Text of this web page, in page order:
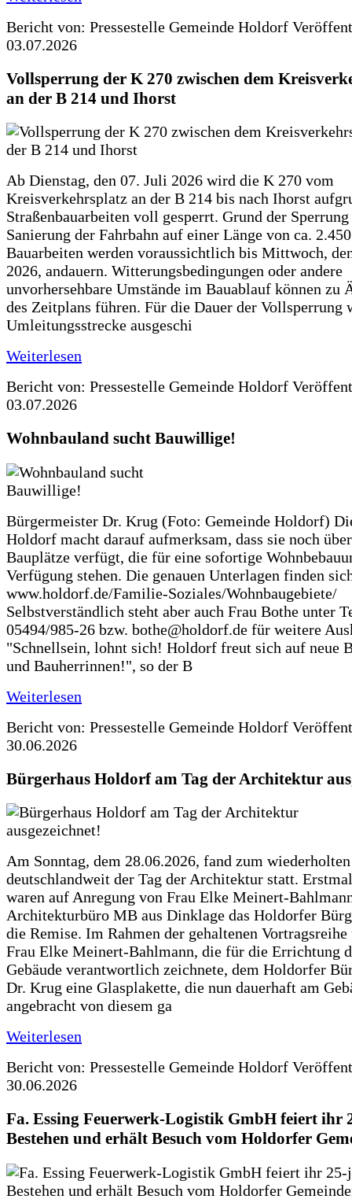
Bericht von: Pressestelle Gemeinde Holdorf
03.07.2026
Vollsperrung der K 270 zwischen dem
an der B 214 und Ihorst
Ab Dienstag, den 07. Juli 2026 wird die K 270 vom
Kreisverkehrsplatz an der B 214 bis nach Ihorst
Straßenbauarbeiten voll gesperrt. Grund der
Sanierung der Fahrbahn auf einer Länge von ca.
Bauarbeiten werden voraussichtlich bis Mittwoch,
2026, andauern. Witterungsbedingungen oder andere
unvorhersehbare Umstände im Bauablauf können zu
des Zeitplans führen. Für die Dauer der Vollsperrung
Umleitungsstrecke ausgeschi
Weiterlesen
Bericht von: Pressestelle Gemeinde Holdorf
03.07.2026
Wohnbauland sucht Bauwillige!
Bürgermeister Dr. Krug (Foto: Gemeinde Holdorf)
Holdorf macht darauf aufmerksam, dass sie noch
Bauplätze verfügt, die für eine sofortige
Verfügung stehen. Die genauen Unterlagen finden
www.holdorf.de/Familie-Soziales/Wohnbaugebiete/
Selbstverständlich steht aber auch Frau Bothe unter
05494/985-26 bzw. bothe@holdorf.de für weitere
"Schnellsein, lohnt sich! Holdorf freut sich auf neue
und Bauherrinnen!", so der B
Weiterlesen
Bericht von: Pressestelle Gemeinde Holdorf
30.06.2026
Bürgerhaus Holdorf am Tag der Architektur
Am Sonntag, dem 28.06.2026, fand zum
deutschlandweit der Tag der Architektur statt.
waren auf Anregung von Frau Elke Meinert-
Architekturbüro MB aus Dinklage das Holdorfer
die Remise. Im Rahmen der gehaltenen
Frau Elke Meinert-Bahlmann, die für die Errichtung
Gebäude verantwortlich zeichnete, dem Holdorfer
Dr. Krug eine Glasplakette, die nun dauerhaft am
angebracht von diesem ga
Weiterlesen
Bericht von: Pressestelle Gemeinde Holdorf
30.06.2026
Fa. Essing Feuerwerk-Logistik GmbH feiert ihr
Bestehen und erhält Besuch vom Holdorfer